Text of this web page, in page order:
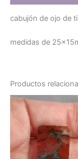
cabujón de ojo de
medidas de
Productos